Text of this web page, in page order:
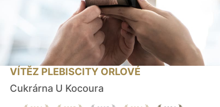
VÍTĚZ PLEBISCITY ORLOVÉ
Cukrárna U Kocoura